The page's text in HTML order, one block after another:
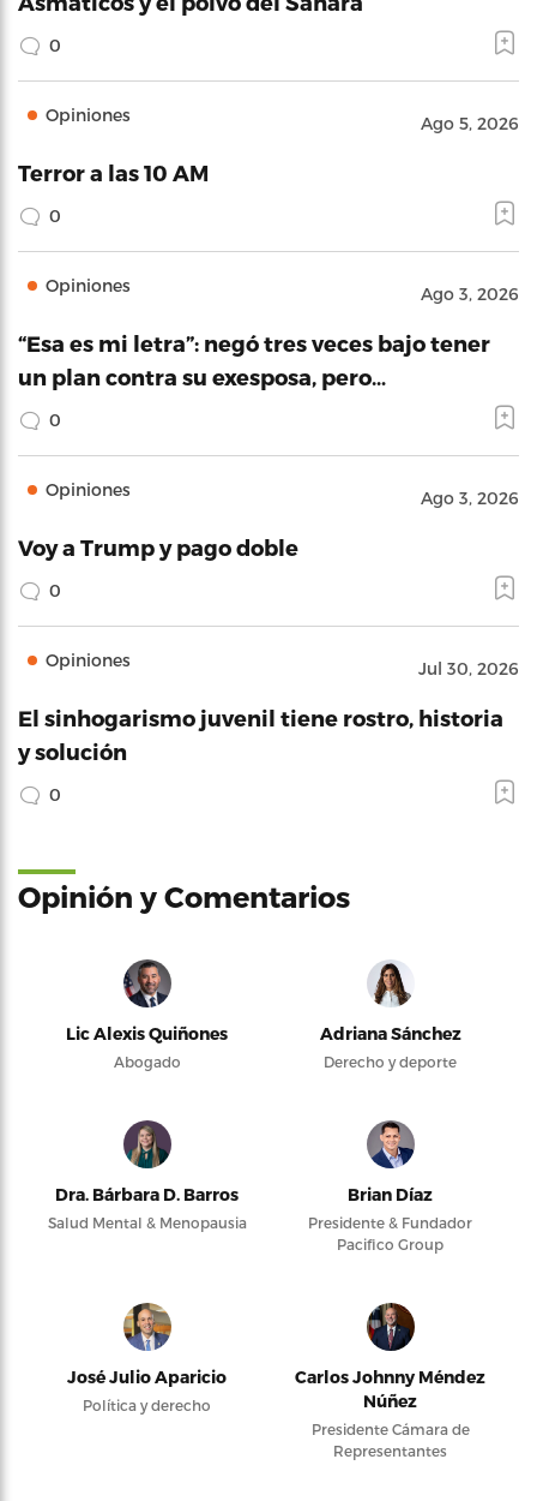
0
Opiniones Ago 5, 2026
Terror a las 10 AM
0
Opiniones Ago 3, 2026
“Esa es mi letra”: negó tres veces bajo tener
un plan contra su exesposa, pero…
0
Opiniones Ago 3, 2026
Voy a Trump y pago doble
0
Opiniones Jul 30, 2026
El sinhogarismo juvenil tiene rostro, historia
y solución
0
Opinión y Comentarios
Lic Alexis Quiñones
Abogado
Adriana Sánchez
Derecho y deporte
Dra. Bárbara D. Barros
Salud Mental & Menopausia
Brian Díaz
Presidente & Fundador
Pacifico Group
José Julio Aparicio
Política y derecho
Carlos Johnny Méndez
Núñez
Presidente Cámara de
Representantes